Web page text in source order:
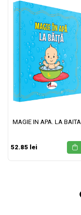
MAGIE IN APA. LA BAITA
52.85 lei